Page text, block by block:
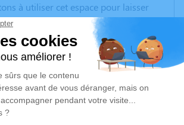
à utiliser cet espace pour laisser
partager des photos souvenirs, une
vos pensées à travers des
Cet endroit est un lieu
à honorer la mémoire de Jean-Paul
d’arbre hommage est